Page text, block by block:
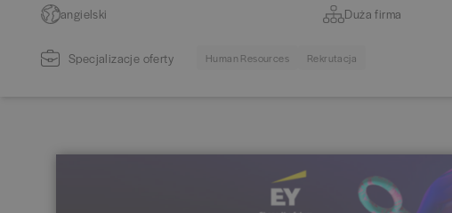
angielski Duża firma
Specjalizacje oferty Human Resources Rekrutacja